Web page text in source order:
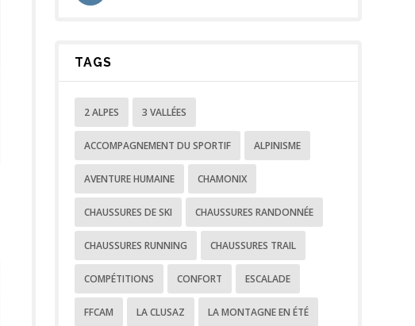
TAGS
2 ALPES 3 VALLÉES
ACCOMPAGNEMENT DU SPORTIF ALPINISME
AVENTURE HUMAINE CHAMONIX
CHAUSSURES DE SKI CHAUSSURES RANDONNÉE
CHAUSSURES RUNNING CHAUSSURES TRAIL
COMPÉTITIONS CONFORT ESCALADE
FFCAM LA CLUSAZ LA MONTAGNE EN ÉTÉ